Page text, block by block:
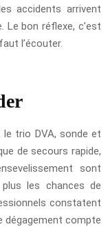
accidents arrivent
Le bon réflexe, c’est
l’écouter.
le trio DVA, sonde et
de secours rapide,
sont
plus les chances de
constatent
dégagement compte